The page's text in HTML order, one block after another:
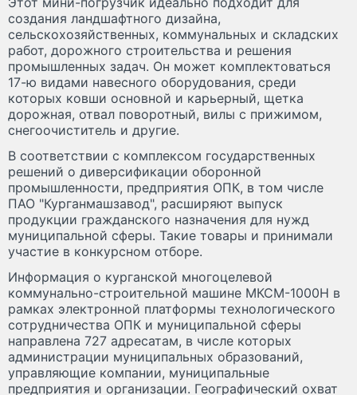
создания ландшафтного дизайна,
сельскохозяйственных, коммунальных и складских
работ, дорожного строительства и решения
промышленных задач. Он может комплектоваться
17-ю видами навесного оборудования, среди
которых ковши основной и карьерный, щетка
дорожная, отвал поворотный, вилы с прижимом,
снегоочиститель и другие.
В соответствии с комплексом государственных
решений о диверсификации оборонной
промышленности, предприятия ОПК, в том числе
ПАО "Курганмашзавод", расширяют выпуск
продукции гражданского назначения для нужд
муниципальной сферы. Такие товары и принимали
участие в конкурсном отборе.
Информация о курганской многоцелевой
коммунально-строительной машине МКСМ-1000Н в
рамках электронной платформы технологического
сотрудничества ОПК и муниципальной сферы
направлена 727 адресатам, в числе которых
администрации муниципальных образований,
управляющие компании, муниципальные
предприятия и организации. Географический охват